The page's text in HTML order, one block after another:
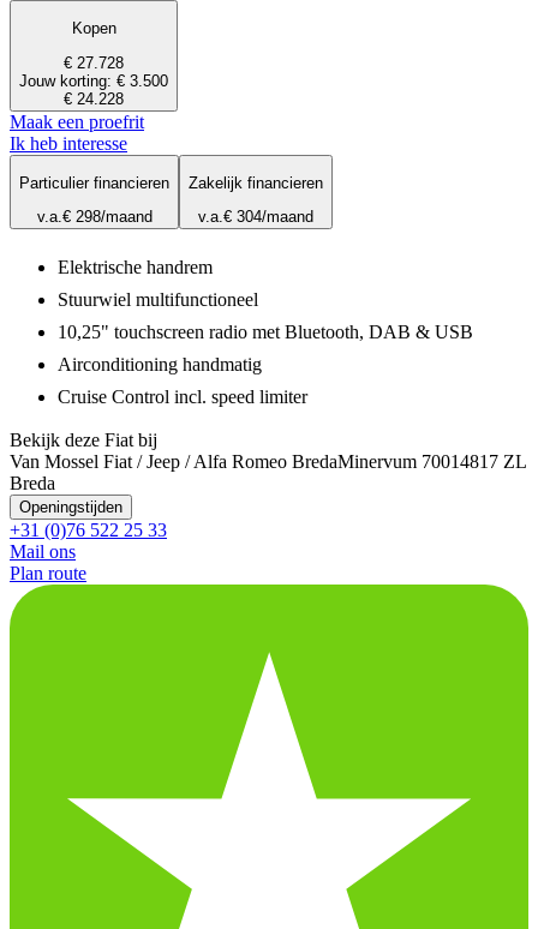
Kopen
€ 27.728
Jouw korting: € 3.500
€ 24.228
Maak een proefrit
Ik heb interesse
Particulier financieren
v.a.€ 298/maand
Zakelijk financieren
v.a.€ 304/maand
Elektrische handrem
Stuurwiel multifunctioneel
10,25" touchscreen radio met Bluetooth, DAB & USB
Airconditioning handmatig
Cruise Control incl. speed limiter
Bekijk deze Fiat bij
Van Mossel Fiat / Jeep / Alfa Romeo BredaMinervum 70014817 ZL
Breda
Openingstijden
+31 (0)76 522 25 33
Mail ons
Plan route